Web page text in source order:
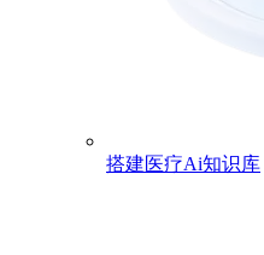
搭建医疗Ai知识库